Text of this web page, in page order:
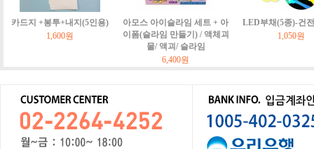
카드지 +봉투+내지(5인용)
1,600원
아모스 아이슬라임 세트 + 아
이폼(슬라임 만들기) / 액체괴
물/ 액괴/ 슬라임
6,400원
LED부채(5종)-건
1,050원